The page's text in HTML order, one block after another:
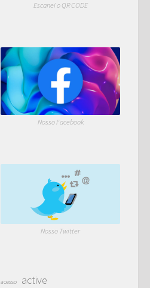
Escanei o QR CODE
Nosso Facebook
Nosso Twitter
acesso
active